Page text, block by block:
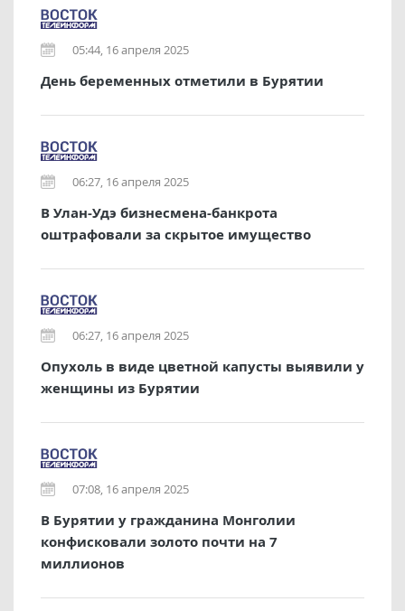
05:44, 16 апреля 2025
День беременных отметили в Бурятии
06:27, 16 апреля 2025
В Улан-Удэ бизнесмена-банкрота
оштрафовали за скрытое имущество
06:27, 16 апреля 2025
Опухоль в виде цветной капусты выявили у
женщины из Бурятии
07:08, 16 апреля 2025
В Бурятии у гражданина Монголии
конфисковали золото почти на 7
миллионов